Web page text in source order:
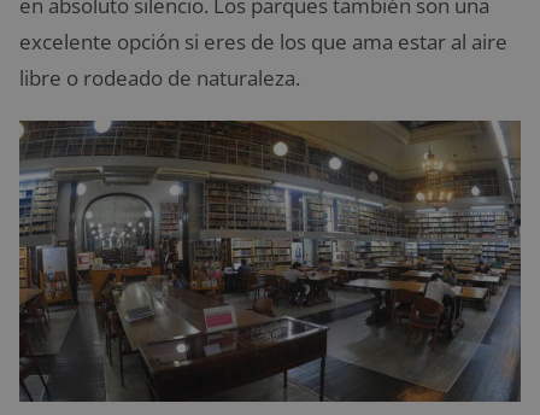
excelente opción si eres de los que ama estar al aire
libre o rodeado de naturaleza.